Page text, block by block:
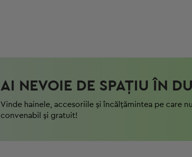
AI NEVOIE DE SPAȚIU ÎN
Vinde hainele, accesoriile și încălțămintea pe care
convenabil și gratuit!